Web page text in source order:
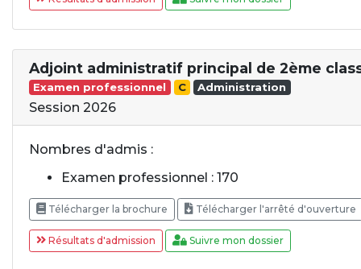
Adjoint administratif principal de 2ème
Examen professionnel C Administration
Session 2026
Nombres d'admis :
Examen professionnel : 170
Télécharger la brochure Télécharger l'arrêté d'ouverture
Résultats d'admission Suivre mon dossier